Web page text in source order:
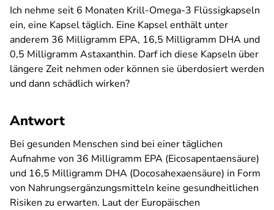
Ich nehme seit 6 Monaten Krill-Omega-3 Flüssigkapseln
ein, eine Kapsel täglich. Eine Kapsel enthält unter
anderem 36 Milligramm EPA, 16,5 Milligramm DHA und
0,5 Milligramm Astaxanthin. Darf ich diese Kapseln über
längere Zeit nehmen oder können sie überdosiert werden
und dann schädlich wirken?
Antwort
Bei gesunden Menschen sind bei einer täglichen
Aufnahme von 36 Milligramm EPA (Eicosapentaensäure)
und 16,5 Milligramm DHA (Docosahexaensäure) in Form
von Nahrungsergänzungsmitteln keine gesundheitlichen
Risiken zu erwarten. Laut der Europäischen